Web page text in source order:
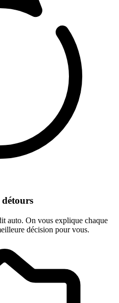
auto. On vous explique chaque
décision pour vous.